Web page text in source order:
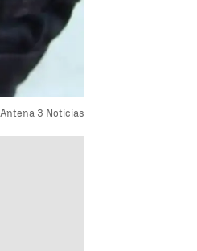
Antena 3 Noticias